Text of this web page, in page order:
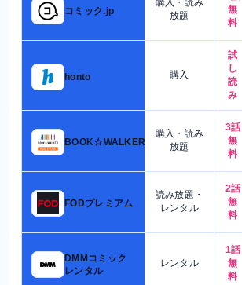
コミック.jp
購入・読み
放題
無
料
honto 購入
試
し
読
み
BOOK☆WALKER
購入・読み
放題
3話
無
料
FODプレミアム
読み放題・
レンタル
2話
無
料
DMMコミック
レンタル
レンタル
1話
無
料